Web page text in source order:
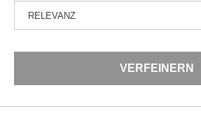
VERFEINERN